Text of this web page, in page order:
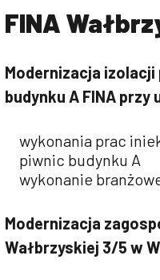
FINA
Modernizacja
budynku A FINA przy
wykonania prac
piwnic budynku A
wykonanie
Modernizacja
Wałbrzyskiej 3/5 w